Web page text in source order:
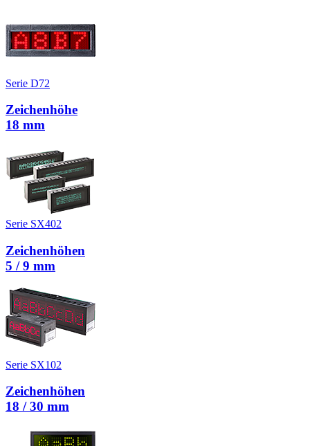
Serie D72
Zeichenhöhe
18 mm
Serie SX402
Zeichenhöhen
5 / 9 mm
Serie SX102
Zeichenhöhen
18 / 30 mm